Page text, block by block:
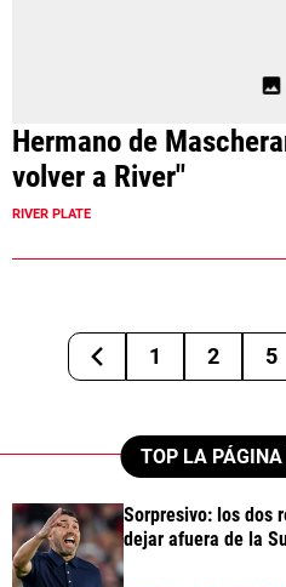
Hermano de
volver a River"
RIVER PLATE
1 2 5
TOP LA
Sorpresivo: los dos
dejar afuera de la